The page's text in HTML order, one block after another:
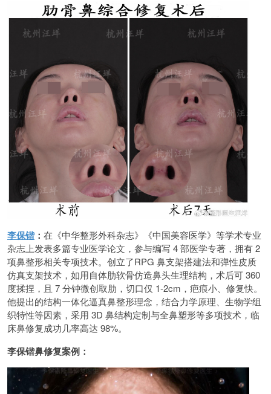
李保锴： 在《中华整形外科杂志》《中国美容医学》等学术专业
杂志上发表多篇专业医学论文，参与编写 4 部医学专著，拥有 2
项鼻整形相关专项技术。创立了RPG 鼻支架搭建法和弹性皮质
仿真支架技术，如用自体肋软骨仿造鼻头生理结构，术后可 360
度揉捏，且 7 分钟微创取肋，切口仅 1-2cm，疤痕小、修复快。
他提出的结构一体化逼真鼻整形理念，结合力学原理、生物学组
织特性等因素，采用 3D 鼻结构定制与全鼻塑形等多项技术，临
床鼻修复成功几率高达 98%。
李保锴鼻修复案例：